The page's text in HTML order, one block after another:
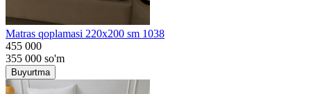
Matras qoplamasi 220x200 sm 1038
455 000
355 000 so'm
Buyurtma